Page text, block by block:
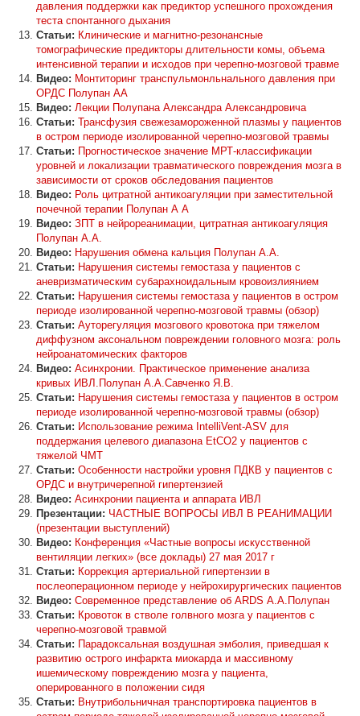
давления поддержки как предиктор успешного прохождения
теста спонтанного дыхания
Статьи: Клинические и магнитно-резонансные
томографические предикторы длительности комы, объема
интенсивной терапии и исходов при черепно-мозговой травме
Видео: Монтиторинг транспульмонльнального давления при
ОРДС Полупан АА
Видео: Лекции Полупана Александра Александровича
Статьи: Трансфузия свежезамороженной плазмы у пациентов
в остром периоде изолированной черепно-мозговой травмы
Статьи: Прогностическое значение МРТ-классификации
уровней и локализации травматического повреждения мозга в
зависимости от сроков обследования пациентов
Видео: Роль цитратной антикоагуляции при заместительной
почечной терапии Полупан А А
Видео: ЗПТ в нейрореанимации, цитратная антикоагуляция
Полупан А.А.
Видео: Нарушения обмена кальция Полупан А.А.
Статьи: Нарушения системы гемостаза у пациентов с
аневризматическим субарахноидальным кровоизлиянием
Статьи: Нарушения системы гемостаза у пациентов в остром
периоде изолированной черепно-мозговой травмы (обзор)
Статьи: Ауторегуляция мозгового кровотока при тяжелом
диффузном аксональном повреждении головного мозга: роль
нейроанатомических факторов
Видео: Асинхронии. Практическое применение анализа
кривых ИВЛ.Полупан А.А.Савченко Я.В.
Статьи: Нарушения системы гемостаза у пациентов в остром
периоде изолированной черепно-мозговой травмы (обзор)
Статьи: Использование режима IntelliVent-ASV для
поддержания целевого диапазона EtCO2 у пациентов с
тяжелой ЧМТ
Статьи: Особенности настройки уровня ПДКВ у пациентов с
ОРДС и внутричерепной гипертензией
Видео: Асинхронии пациента и аппарата ИВЛ
Презентации: ЧАСТНЫЕ ВОПРОСЫ ИВЛ В РЕАНИМАЦИИ
(презентации выступлений)
Видео: Конференция «Частные вопросы искусственной
вентиляции легких» (все доклады) 27 мая 2017 г
Статьи: Коррекция артериальной гипертензии в
послеоперационном периоде у нейрохирургических пациентов
Видео: Современное представление об ARDS А.А.Полупан
Статьи: Кровоток в стволе голвного мозга у пациентов с
черепно-мозговой травмой
Статьи: Парадоксальная воздушная эмболия, приведшая к
развитию острого инфаркта миокарда и массивному
ишемическому повреждению мозга у пациента,
оперированного в положении сидя
Статьи: Внутрибольничная транспортировка пациентов в